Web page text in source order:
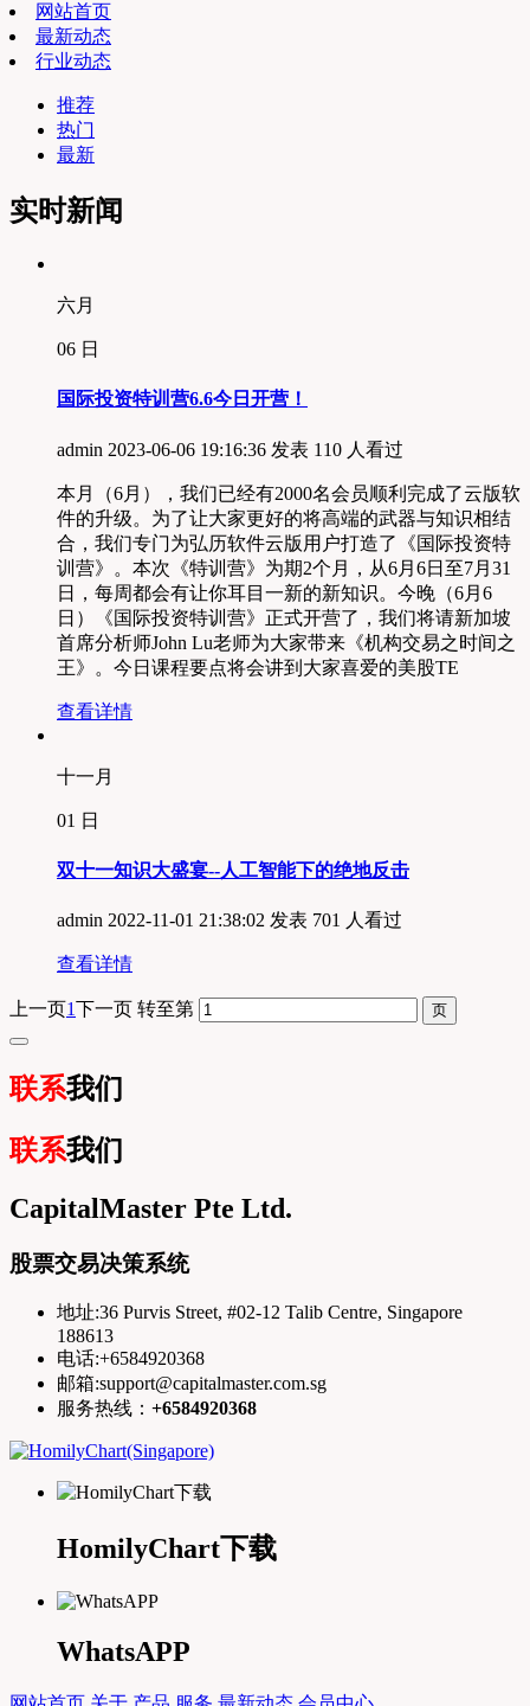
网站首页
最新动态
行业动态
推荐
热门
最新
实时新闻
六月
06 日
国际投资特训营6.6今日开营！
admin 2023-06-06 19:16:36 发表 110 人看过
本月（6月），我们已经有2000名会员顺利完成了云版软
件的升级。为了让大家更好的将高端的武器与知识相结
合，我们专门为弘历软件云版用户打造了《国际投资特
训营》。本次《特训营》为期2个月，从6月6日至7月31
日，每周都会有让你耳目一新的新知识。今晚（6月6
日）《国际投资特训营》正式开营了，我们将请新加坡
首席分析师John Lu老师为大家带来《机构交易之时间之
王》。今日课程要点将会讲到大家喜爱的美股TE
查看详情
十一月
01 日
双十一知识大盛宴--人工智能下的绝地反击
admin 2022-11-01 21:38:02 发表 701 人看过
查看详情
上一页1下一页 转至第
联系我们
联系我们
CapitalMaster Pte Ltd.
股票交易决策系统
地址:36 Purvis Street, #02-12 Talib Centre, Singapore
188613
电话:+6584920368
邮箱:support@capitalmaster.com.sg
服务热线： +6584920368
HomilyChart下载
WhatsAPP